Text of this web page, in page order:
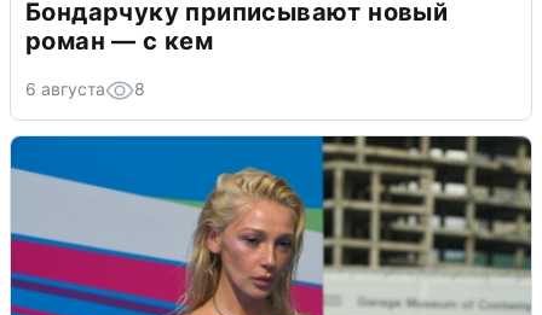
Бондарчуку приписывают новый
роман — с кем
6 августа 8